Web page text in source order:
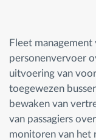
Hoe we de
oplossen
Fleet
personenvervoer
uitvoering van
toegewezen
bewaken van
van passagiers
monitoren van het